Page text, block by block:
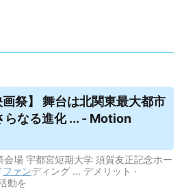
画祭】 舞台は北関東最大都市
らなる進化 ... - Motion
場 宇都宮短期大学 須賀友正記念ホー
ファンディング ... デメリット ·
動を